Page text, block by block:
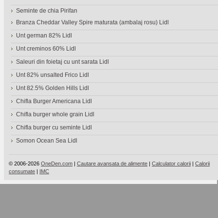
Seminte de chia Pirifan
Branza Cheddar Valley Spire maturata (ambalaj rosu) Lidl
Unt german 82% Lidl
Unt creminos 60% Lidl
Saleuri din foietaj cu unt sarata Lidl
Unt 82% unsalted Frico Lidl
Unt 82.5% Golden Hills Lidl
Chifla Burger Americana Lidl
Chifla burger whole grain Lidl
Chifla burger cu seminte Lidl
Somon Ocean Sea Lidl
© 2006-2026 OneDen.com | Cautare avansata de alimente | Calculator calorii | Calorii
consumate | IMC